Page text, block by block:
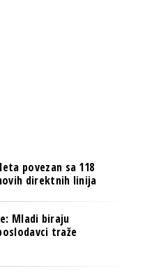
povezan sa 118
direktnih linija
Mladi biraju
traže